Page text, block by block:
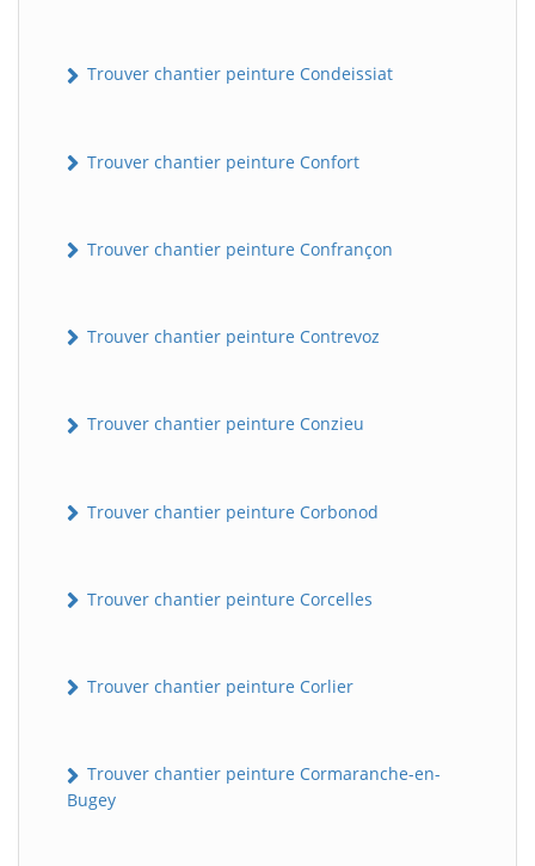
Trouver chantier peinture Condeissiat
Trouver chantier peinture Confort
Trouver chantier peinture Confrançon
Trouver chantier peinture Contrevoz
Trouver chantier peinture Conzieu
Trouver chantier peinture Corbonod
Trouver chantier peinture Corcelles
Trouver chantier peinture Corlier
Trouver chantier peinture Cormaranche-en-
Bugey